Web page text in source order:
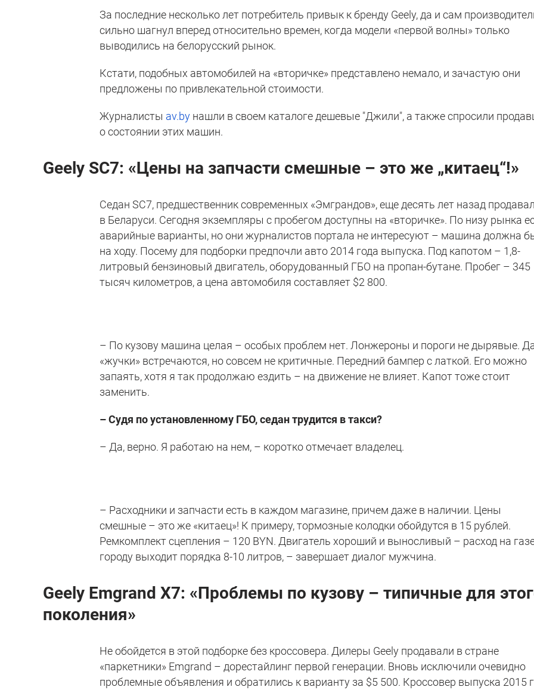
За последние несколько лет потребитель привык к бренду Geely, да и сам
сильно шагнул вперед относительно времен, когда модели «первой волны» только
выводились на белорусский рынок.
Кстати, подобных автомобилей на «вторичке» представлено немало, и зачастую они
предложены по привлекательной стоимости.
Журналисты av.by нашли в своем каталоге дешевые "Джили", а также спросили
о состоянии этих машин.
Geely SC7: «Цены на запчасти смешные – это же „китаец“!»
Седан SC7, предшественник современных «Эмграндов», еще десять лет назад
в Беларуси. Сегодня экземпляры с пробегом доступны на «вторичке». По низу рынка
аварийные варианты, но они журналистов портала не интересуют – машина должна
на ходу. Посему для подборки предпочли авто 2014 года выпуска. Под капотом – 1,8-
литровый бензиновый двигатель, оборудованный ГБО на пропан-бутане. Пробег – 345
тысяч километров, а цена автомобиля составляет $2 800.
– По кузову машина целая – особых проблем нет. Лонжероны и пороги не дырявые.
«жучки» встречаются, но совсем не критичные. Передний бампер с латкой. Его можно
запаять, хотя я так продолжаю ездить – на движение не влияет. Капот тоже стоит
заменить.
– Судя по установленному ГБО, седан трудится в такси?
– Да, верно. Я работаю на нем, – коротко отмечает владелец.
– Расходники и запчасти есть в каждом магазине, причем даже в наличии. Цены
смешные – это же «китаец»! К примеру, тормозные колодки обойдутся в 15 рублей.
Ремкомплект сцепления – 120 BYN. Двигатель хороший и выносливый – расход на
городу выходит порядка 8-10 литров, – завершает диалог мужчина.
Geely Emgrand X7: «Проблемы по кузову – типичные для
поколения»
Не обойдется в этой подборке без кроссовера. Дилеры Geely продавали в стране
«паркетники» Emgrand – дорестайлинг первой генерации. Вновь исключили очевидно
проблемные объявления и обратились к варианту за $5 500. Кроссовер выпуска 2015